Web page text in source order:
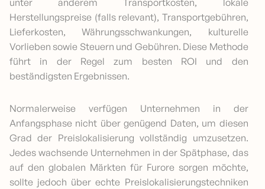
unter anderem Transportkosten, lokale
Herstellungspreise (falls relevant), Transportgebühren,
Lieferkosten, Währungsschwankungen, kulturelle
Vorlieben sowie Steuern und Gebühren. Diese Methode
führt in der Regel zum besten ROI und den
beständigsten Ergebnissen.
Normalerweise verfügen Unternehmen in der
Anfangsphase nicht über genügend Daten, um diesen
Grad der Preislokalisierung vollständig umzusetzen.
Jedes wachsende Unternehmen in der Spätphase, das
auf den globalen Märkten für Furore sorgen möchte,
sollte jedoch über echte Preislokalisierungstechniken